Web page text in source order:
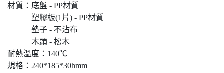
材質：底盤 - PP材質
塑膠板(1片) - PP材質
墊子 - 不沾布
木頭 - 松木
耐熱溫度：140℃
規格：240*185*30hmm